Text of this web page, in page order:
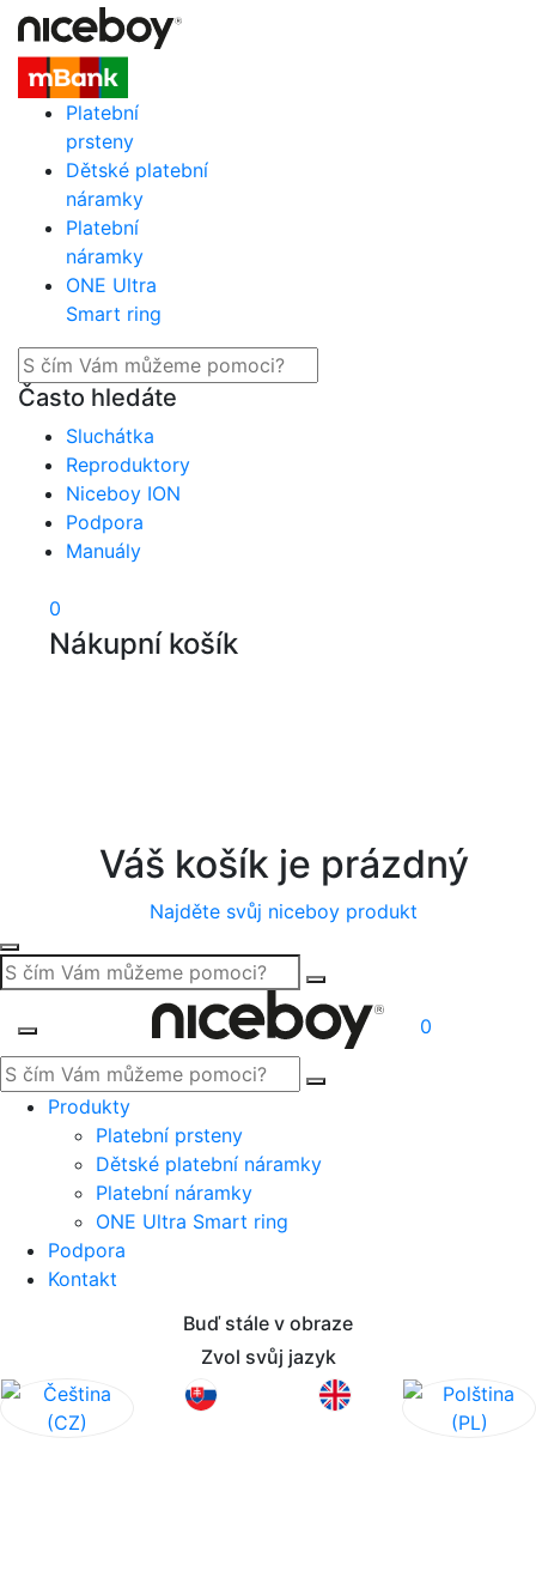
Platební
prsteny
Dětské platební
náramky
Platební
náramky
ONE Ultra
Smart ring
Často hledáte
Sluchátka
Reproduktory
Niceboy ION
Podpora
Manuály
0
Nákupní košík
Váš košík je prázdný
Najděte svůj niceboy produkt
0
Produkty
Platební prsteny
Dětské platební náramky
Platební náramky
ONE Ultra Smart ring
Podpora
Kontakt
Buď stále v obraze
Zvol svůj jazyk